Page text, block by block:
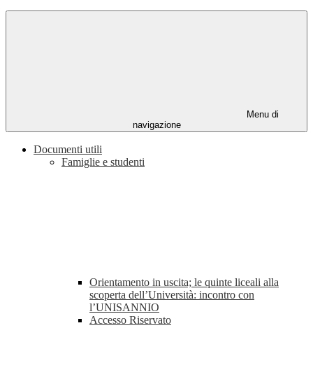
Menu di
navigazione
Documenti utili
Famiglie e studenti
Orientamento in uscita; le quinte liceali alla
scoperta dell’Università: incontro con
l’UNISANNIO
Accesso Riservato